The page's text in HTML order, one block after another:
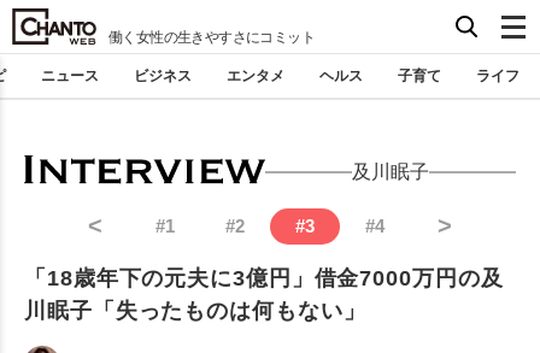
働く女性の生きやすさにコミット
ニュース ビジネス エンタメ ヘルス 子育て ライフ
及川眠子
< #1 #2 #3 #4 >
「18歳年下の元夫に3億円」借金7000万円の及
川眠子「失ったものは何もない」